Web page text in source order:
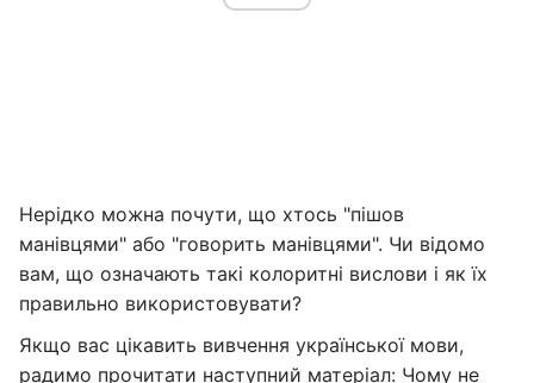
Нерідко можна почути, що хтось "пішов
манівцями" або "говорить манівцями". Чи відомо
вам, що означають такі колоритні вислови і як їх
правильно використовувати?
Якщо вас цікавить вивчення української мови,
радимо прочитати наступний матеріал: Чому не